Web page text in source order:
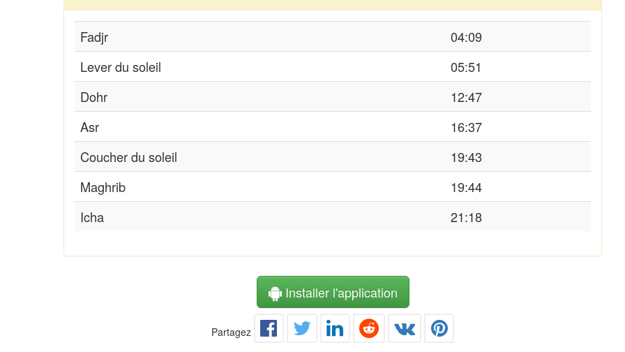
Fadjr
04:09
Lever du soleil
05:51
Dohr
12:47
Asr
16:37
Coucher du soleil
19:43
Maghrib
19:44
Icha
21:18
Installer l'application
Partagez